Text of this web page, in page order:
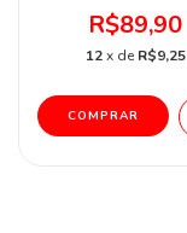
MATEMATICA
R$89,90
12 x de R$9,25